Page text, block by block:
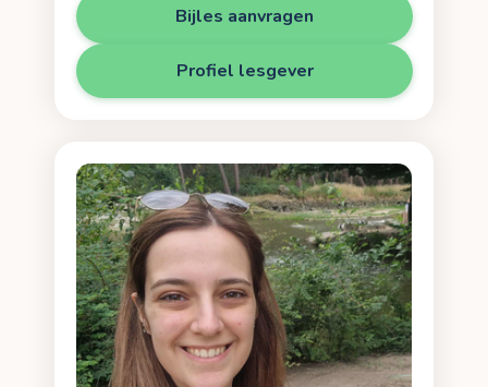
Bijles aanvragen
Profiel lesgever